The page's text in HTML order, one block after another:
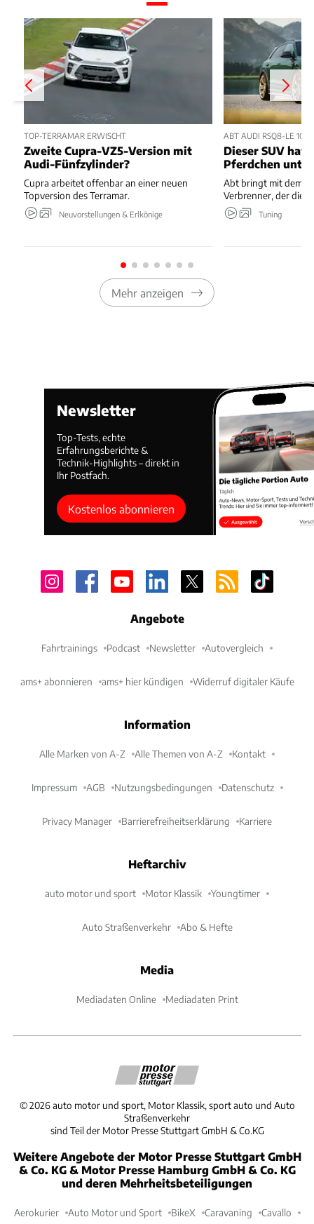
TOP-TERRAMAR ERWISCHT
Zweite Cupra-VZ5-Version mit
Audi-Fünfzylinder?
Cupra arbeitet offenbar an einer neuen
Topversion des Terramar.
Neuvorstellungen & Erlkönige
ABT AUDI RSQ8-LE 1000
Dieser SUV hat
Pferdchen
Abt bringt mit dem
Verbrenner, der die
Tuning
Mehr anzeigen
Newsletter
Top-Tests, echte
Erfahrungsberichte &
Technik-Highlights – direkt in
Ihr Postfach.
Kostenlos abonnieren
Angebote
Fahrtrainings Podcast Newsletter Autovergleich
ams+ abonnieren ams+ hier kündigen Widerruf digitaler Käufe
Information
Alle Marken von A-Z Alle Themen von A-Z Kontakt
Impressum AGB Nutzungsbedingungen Datenschutz
Privacy Manager Barrierefreiheitserklärung Karriere
Heftarchiv
auto motor und sport Motor Klassik Youngtimer
Auto Straßenverkehr Abo & Hefte
Media
Mediadaten Online Mediadaten Print
©2026 auto motor und sport, Motor Klassik, sport auto und Auto
Straßenverkehr
sind Teil der Motor Presse Stuttgart GmbH & Co.KG
Weitere Angebote der Motor Presse Stuttgart GmbH
& Co. KG & Motor Presse Hamburg GmbH & Co. KG
und deren Mehrheitsbeteiligungen
Aerokurier Auto Motor und Sport BikeX Caravaning Cavallo